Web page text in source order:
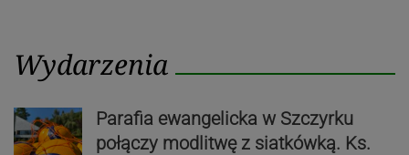
Wydarzenia
Parafia ewangelicka w Szczyrku
połączy modlitwę z siatkówką. Ks.